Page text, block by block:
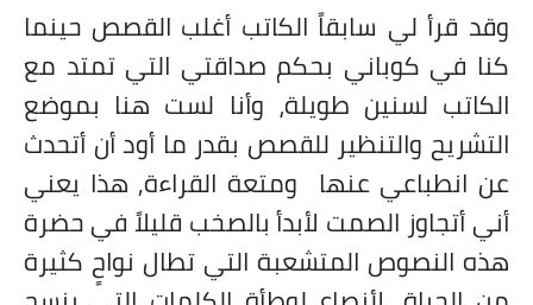
وقد قرأ لي سابقاً الكاتب أغلب القصص حينما
كنا في كوباني بحكم صداقتي التي تمتد مع
الكاتب لسنين طويلة، وأنا لست هنا بموضع
التشريح والتنظير للقصص بقدر ما أود أن أتحدث
عن انطباعي عنها ومتعة القراءة, هذا يعني
أني أتجاوز الصمت لأبدأ بالصخب قليلاً في حضرة
هذه النصوص المتشعبة التي تطال نواحٍ كثيرة